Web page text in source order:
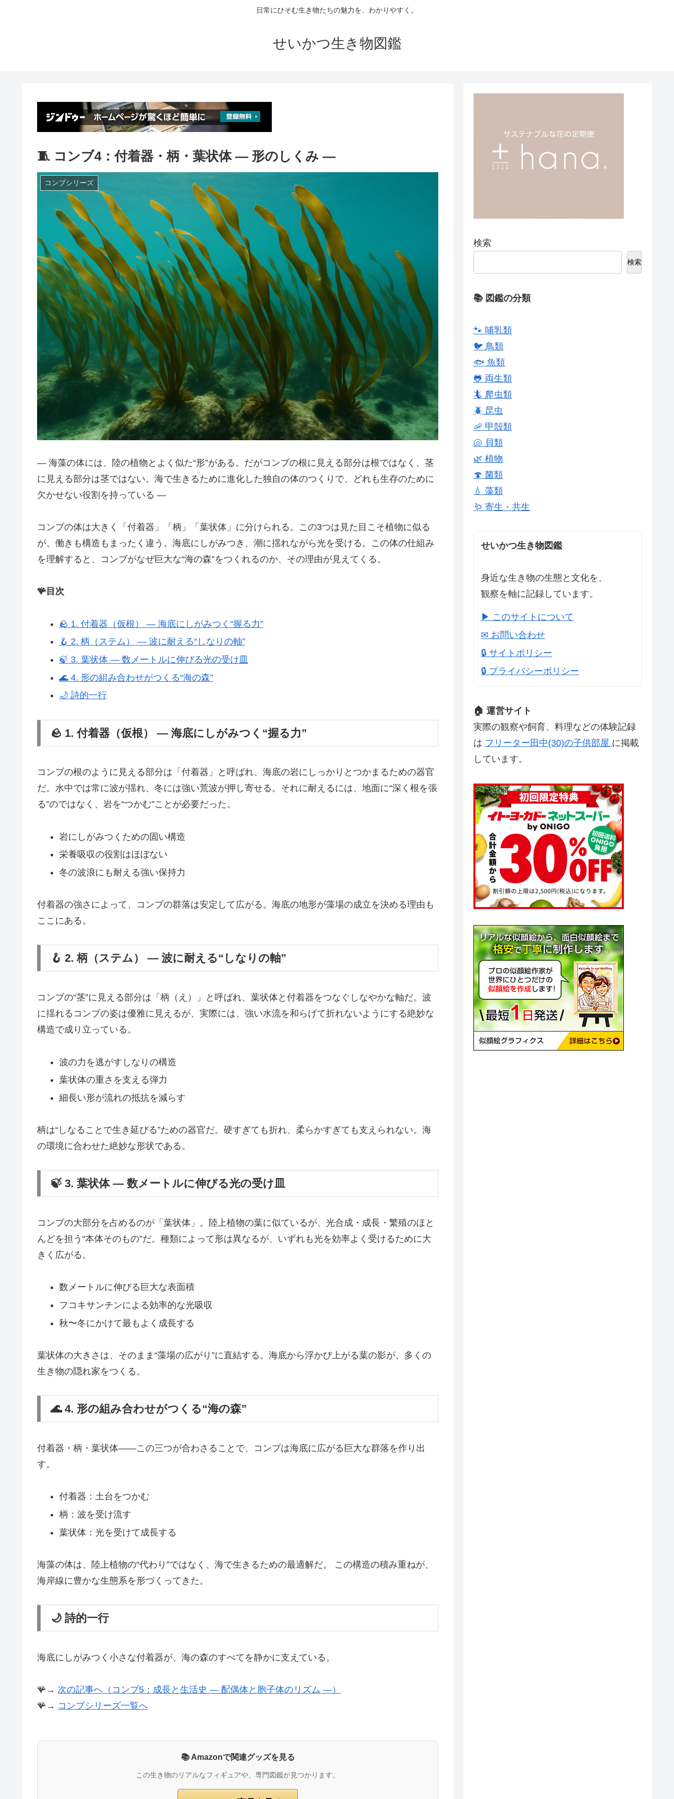
日常にひそむ生き物たちの魅力を、わかりやすく。
せいかつ生き物図鑑
🧵 コンブ4：付着器・柄・葉状体 ― 形のしくみ ―
コンブシリーズ
― 海藻の体には、陸の植物とよく似た“形”がある。だがコンブの根に見える部分は根ではなく、茎
に見える部分は茎ではない。海で生きるために進化した独自の体のつくりで、どれも生存のために
欠かせない役割を持っている ―
コンブの体は大きく「付着器」「柄」「葉状体」に分けられる。この3つは見た目こそ植物に似る
が、働きも構造もまったく違う。海底にしがみつき、潮に揺れながら光を受ける。この体の仕組み
を理解すると、コンブがなぜ巨大な“海の森”をつくれるのか、その理由が見えてくる。
🪸目次
🪨 1. 付着器（仮根） ― 海底にしがみつく“握る力”
🪝 2. 柄（ステム） ― 波に耐える“しなりの軸”
🍃 3. 葉状体 ― 数メートルに伸びる光の受け皿
🌊 4. 形の組み合わせがつくる“海の森”
🌙 詩的一行
🪨 1. 付着器（仮根） ― 海底にしがみつく“握る力”
コンブの根のように見える部分は「付着器」と呼ばれ、海底の岩にしっかりとつかまるための器官
だ。水中では常に波が揺れ、冬には強い荒波が押し寄せる。それに耐えるには、地面に“深く根を張
る”のではなく、岩を“つかむ”ことが必要だった。
岩にしがみつくための固い構造
栄養吸収の役割はほぼない
冬の波浪にも耐える強い保持力
付着器の強さによって、コンブの群落は安定して広がる。海底の地形が藻場の成立を決める理由も
ここにある。
🪝 2. 柄（ステム） ― 波に耐える“しなりの軸”
コンブの“茎”に見える部分は「柄（え）」と呼ばれ、葉状体と付着器をつなぐしなやかな軸だ。波
に揺れるコンブの姿は優雅に見えるが、実際には、強い水流を和らげて折れないようにする絶妙な
構造で成り立っている。
波の力を逃がすしなりの構造
葉状体の重さを支える弾力
細長い形が流れの抵抗を減らす
柄は“しなることで生き延びる”ための器官だ。硬すぎても折れ、柔らかすぎても支えられない。海
の環境に合わせた絶妙な形状である。
🍃 3. 葉状体 ― 数メートルに伸びる光の受け皿
コンブの大部分を占めるのが「葉状体」。陸上植物の葉に似ているが、光合成・成長・繁殖のほと
んどを担う“本体そのもの”だ。種類によって形は異なるが、いずれも光を効率よく受けるために大
きく広がる。
数メートルに伸びる巨大な表面積
フコキサンチンによる効率的な光吸収
秋〜冬にかけて最もよく成長する
葉状体の大きさは、そのまま“藻場の広がり”に直結する。海底から浮かび上がる葉の影が、多くの
生き物の隠れ家をつくる。
🌊 4. 形の組み合わせがつくる“海の森”
付着器・柄・葉状体――この三つが合わさることで、コンブは海底に広がる巨大な群落を作り出
す。
付着器：土台をつかむ
柄：波を受け流す
葉状体：光を受けて成長する
海藻の体は、陸上植物の“代わり”ではなく、海で生きるための最適解だ。 この構造の積み重ねが、
海岸線に豊かな生態系を形づくってきた。
🌙 詩的一行
海底にしがみつく小さな付着器が、海の森のすべてを静かに支えている。
🪸→ 次の記事へ（コンブ5：成長と生活史 ― 配偶体と胞子体のリズム ―）
🪸→ コンブシリーズ一覧へ
📚 Amazonで関連グッズを見る
この生き物のリアルなフィギュアや、専門図鑑が見つかります。
検索
検索
📚 図鑑の分類
🐾 哺乳類
🐦 鳥類
🐟 魚類
🐸 両生類
🦎 爬虫類
🪲 昆虫
🦐 甲殻類
🐚 貝類
🌿 植物
🍄 菌類
💧 藻類
🪱 寄生・共生
せいかつ生き物図鑑
身近な生き物の生態と文化を、
観察を軸に記録しています。
▶ このサイトについて
✉ お問い合わせ
🔒 サイトポリシー
🔒 プライバシーポリシー
🏠 運営サイト
実際の観察や飼育、料理などの体験記録
は フリーター田中(30)の子供部屋 に掲載
しています。